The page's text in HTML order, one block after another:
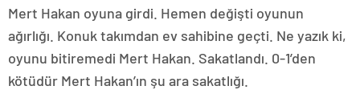
Mert Hakan oyuna girdi. Hemen değişti oyunun
ağırlığı. Konuk takımdan ev sahibine geçti. Ne yazık ki,
oyunu bitiremedi Mert Hakan. Sakatlandı. 0-1’den
kötüdür Mert Hakan’ın şu ara sakatlığı.